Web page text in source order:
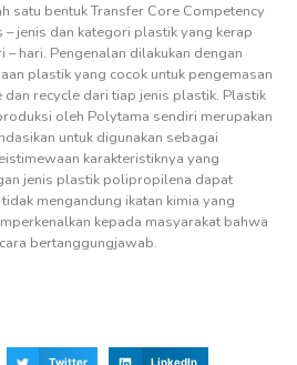
satu bentuk Transfer Core Competency
– jenis dan kategori plastik yang kerap
hari. Pengenalan dilakukan dengan
plastik yang cocok untuk pengemasan
dan recycle dari tiap jenis plastik. Plastik
oleh Polytama sendiri merupakan
untuk digunakan sebagai
karakteristiknya yang
jenis plastik polipropilena dapat
mengandung ikatan kimia yang
kepada masyarakat bahwa
bertanggungjawab.